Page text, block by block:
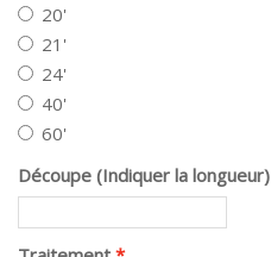
20'
21'
24'
40'
60'
Découpe (Indiquer la longueur)